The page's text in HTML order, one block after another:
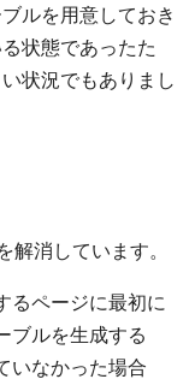
ルを用意しておき
状態であったた
状況でもありまし
消しています。
るページに最初に
ブルを生成する
いなかった場合